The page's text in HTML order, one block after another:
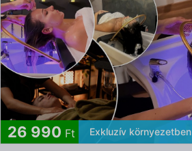
26 990 Ft Exkluzív környezetben